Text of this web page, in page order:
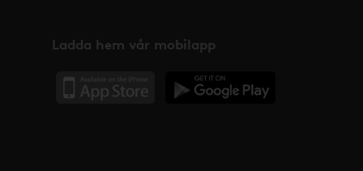
Ladda hem vår mobilapp